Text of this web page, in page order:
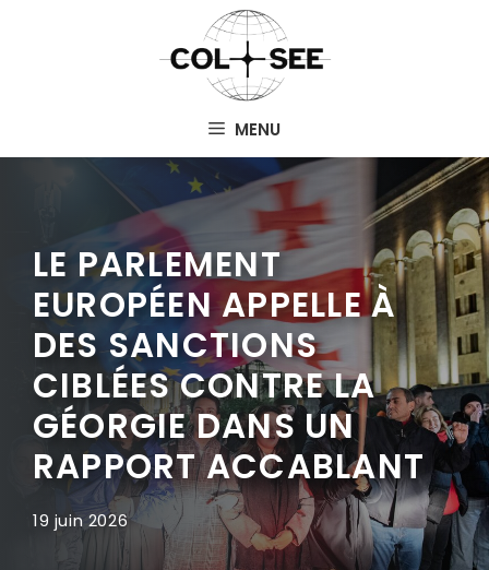
MENU
LE PARLEMENT
EUROPÉEN APPELLE À
DES SANCTIONS
CIBLÉES CONTRE LA
GÉORGIE DANS UN
RAPPORT ACCABLANT
19 juin 2026